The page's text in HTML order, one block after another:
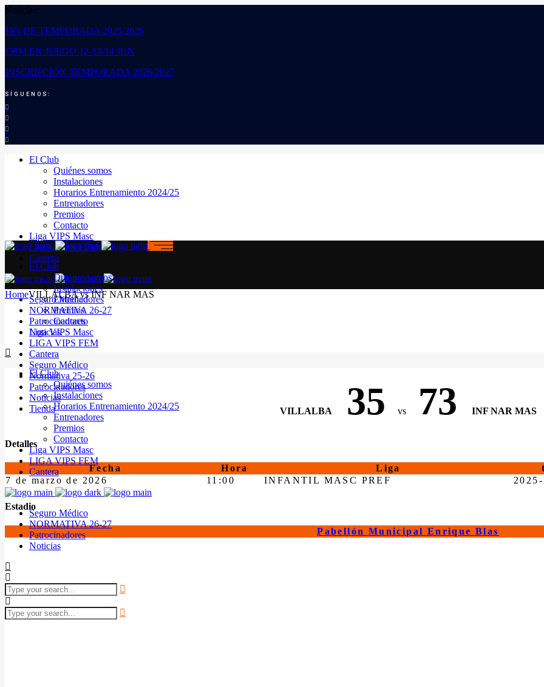
Noticias:
FIN DE TEMPORADA 2025/2026
CBM EN JUEGO 12-13-14 JUN
INSCRIPCIÓN TEMPORADA 2026/2027
SÍGUENOS:
El Club
Quiénes somos
Instalaciones
Horarios Entrenamiento 2024/25
Entrenadores
Premios
Contacto
Liga VIPS Masc
LIGA VIPS FEM
Cantera
Seguro Médico
NORMATIVA 26-27
Patrocinadores
Noticias
El Club
Quiénes somos
Instalaciones
Horarios Entrenamiento 2024/25
Entrenadores
Premios
Contacto
Liga VIPS Masc
LIGA VIPS FEM
Cantera
Seguro Médico
NORMATIVA 26-27
Patrocinadores
Noticias
El Club
Quiénes somos
Instalaciones
Entrenadores
Premios
Contacto
Liga VIPS Masc
LIGA VIPS FEM
Cantera
Seguro Médico
Normativa 25-26
Patrocinadores
Noticias
Tienda
HomeVILLALBA vs INF NAR MAS
VILLALBA 35 vs 73 INF NAR MAS
Detalles
Fecha Hora Liga
7 de marzo de 2026
11:00 INFANTIL MASC PREF
Estadio
Pabellón Municipal Enrique Blas